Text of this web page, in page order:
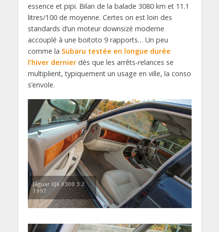
essence et pipi. Bilan de la balade 3080 km et 11.1
litres/100 de moyenne. Certes on est loin des
standards d’un moteur downsizé moderne
accouplé à une boitoto 9 rapports… Un peu
comme la Subaru testée en longue durée
l’hiver dernier dès que les arrêts-relances se
multiplient, typiquement un usage en ville, la conso
s’envole.
Jaguar XJ6 X300 3.2
1997